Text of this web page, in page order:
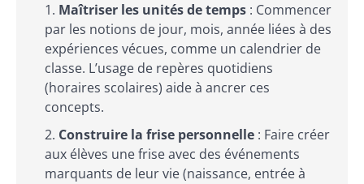
Maîtriser les unités de temps : Commencer
par les notions de jour, mois, année liées à des
expériences vécues, comme un calendrier de
classe. L’usage de repères quotidiens
(horaires scolaires) aide à ancrer ces
concepts.
Construire la frise personnelle : Faire créer
aux élèves une frise avec des événements
marquants de leur vie (naissance, entrée à